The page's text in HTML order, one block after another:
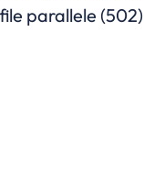
parallele (502)